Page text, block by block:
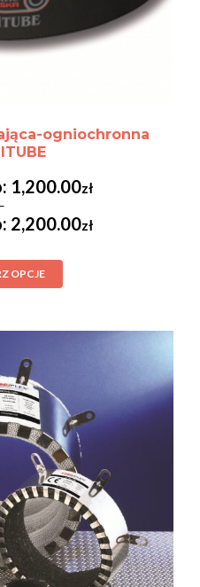
ogniochronna
1,200.00zł
–
2,200.00zł
OPCJE